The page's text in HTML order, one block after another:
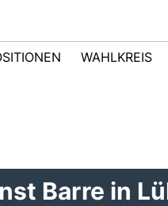
WAHLKREIS
Barre in